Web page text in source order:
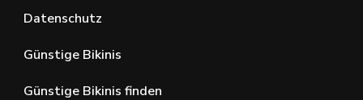
Datenschutz
Günstige Bikinis
Günstige Bikinis finden